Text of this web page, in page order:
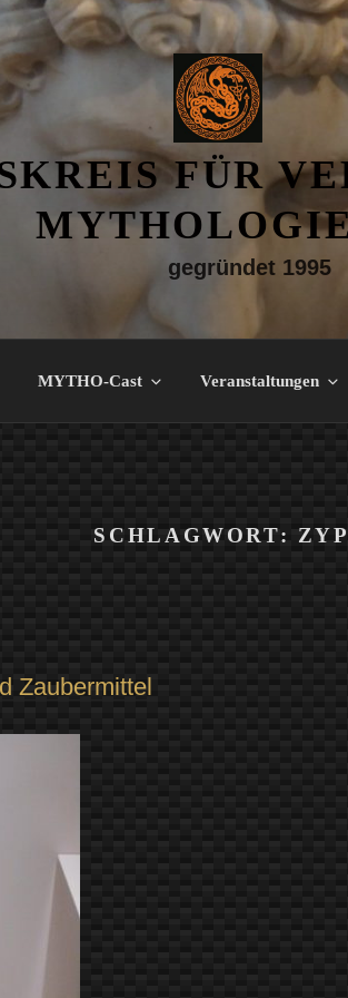
FÜR
gegründet 1995
MYTHO-Cast Veranstaltungen
SCHLAGWORT:
Zaubermittel